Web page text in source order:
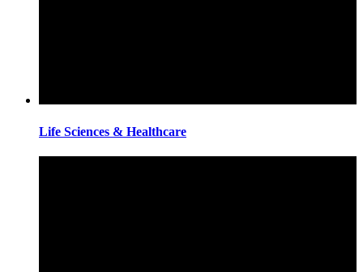
Life Sciences & Healthcare